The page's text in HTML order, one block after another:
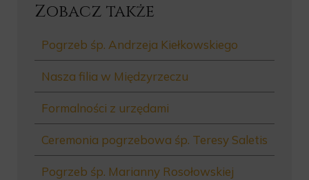
Zobacz także
Pogrzeb śp. Andrzeja Kiełkowskiego
Nasza filia w Międzyrzeczu
Formalności z urzędami
Ceremonia pogrzebowa śp. Teresy Saletis
Pogrzeb śp. Marianny Rosołowskiej